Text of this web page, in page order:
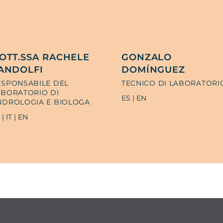
RACHELE
DEL
DI
E BIOLOGA
| IT | EN
GONZALO
DOMÍNGUEZ
TECNICO DI
ES | EN